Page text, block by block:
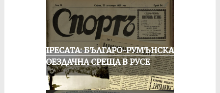
ОТ ПРЕСАТА: БЪЛГАРО-РУМЪНСКА
КОЛОЕЗДАЧНА СРЕЩА В РУСЕ